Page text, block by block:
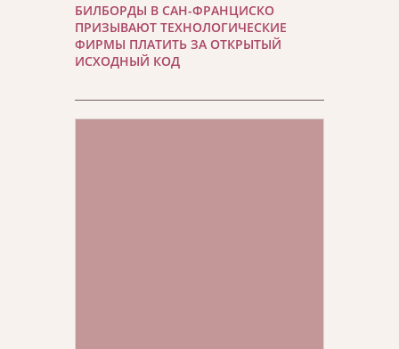
БИЛБОРДЫ В САН-ФРАНЦИСКО
ПРИЗЫВАЮТ ТЕХНОЛОГИЧЕСКИЕ
ФИРМЫ ПЛАТИТЬ ЗА ОТКРЫТЫЙ
ИСХОДНЫЙ КОД